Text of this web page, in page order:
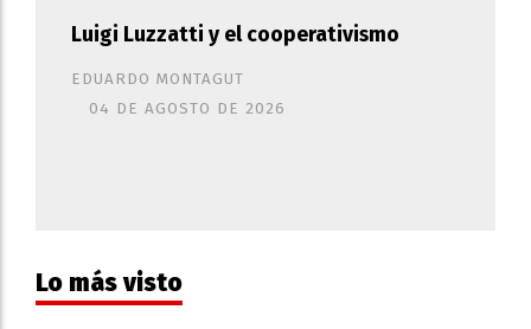
Luigi Luzzatti y el cooperativismo
EDUARDO MONTAGUT
04 DE AGOSTO DE 2026
Lo más visto